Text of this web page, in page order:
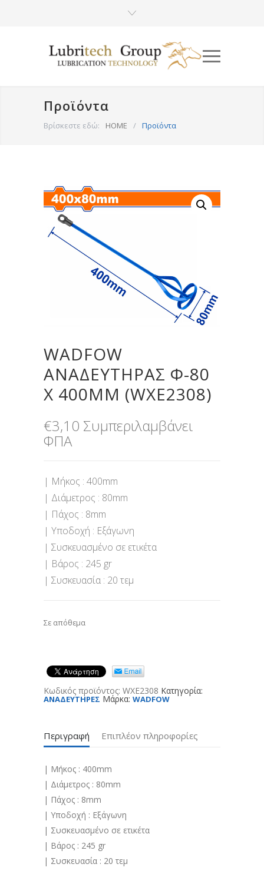
Προϊόντα
Βρίσκεστε εδώ: HOME / Προϊόντα
WADFOW
ΑΝΑΔΕΥΤΗΡΑΣ Φ-80
Χ 400MM (WXE2308)
€3,10 Συμπεριλαμβάνει
ΦΠΑ
| Μήκος : 400mm
| Διάμετρος : 80mm
| Πάχος : 8mm
| Υποδοχή : Εξάγωνη
| Συσκευασμένο σε ετικέτα
| Βάρος : 245 gr
| Συσκευασία : 20 τεμ
Σε απόθεμα
Κωδικός προϊόντος: WXE2308 Κατηγορία:
ΑΝΑΔΕΥΤΗΡΕΣ Μάρκα: WADFOW
Περιγραφή Επιπλέον πληροφορίες
| Μήκος : 400mm
| Διάμετρος : 80mm
| Πάχος : 8mm
| Υποδοχή : Εξάγωνη
| Συσκευασμένο σε ετικέτα
| Βάρος : 245 gr
| Συσκευασία : 20 τεμ